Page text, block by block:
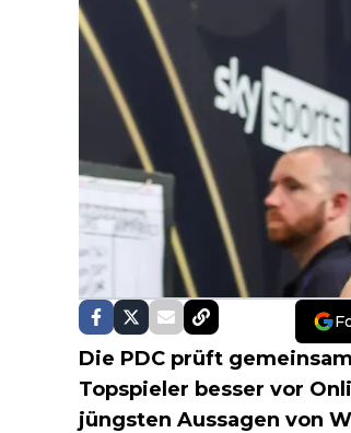
Die PDC prüft
Topspieler besser vor
jüngsten Aussagen von